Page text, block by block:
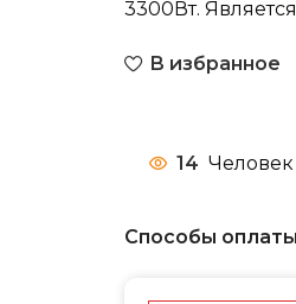
3300Вт.
В избранное
14 Человек
Способы оплаты